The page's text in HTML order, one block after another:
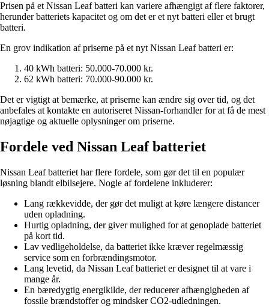
Prisen på et Nissan Leaf batteri kan variere afhængigt af flere faktorer,
herunder batteriets kapacitet og om det er et nyt batteri eller et brugt
batteri.
En grov indikation af priserne på et nyt Nissan Leaf batteri er:
40 kWh batteri: 50.000-70.000 kr.
62 kWh batteri: 70.000-90.000 kr.
Det er vigtigt at bemærke, at priserne kan ændre sig over tid, og det
anbefales at kontakte en autoriseret Nissan-forhandler for at få de mest
nøjagtige og aktuelle oplysninger om priserne.
Fordele ved Nissan Leaf batteriet
Nissan Leaf batteriet har flere fordele, som gør det til en populær
løsning blandt elbilsejere. Nogle af fordelene inkluderer:
Lang rækkevidde, der gør det muligt at køre længere distancer
uden opladning.
Hurtig opladning, der giver mulighed for at genoplade batteriet
på kort tid.
Lav vedligeholdelse, da batteriet ikke kræver regelmæssig
service som en forbrændingsmotor.
Lang levetid, da Nissan Leaf batteriet er designet til at vare i
mange år.
En bæredygtig energikilde, der reducerer afhængigheden af
fossile brændstoffer og mindsker CO2-udledningen.